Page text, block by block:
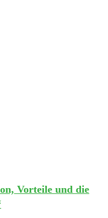
Vorteile und die